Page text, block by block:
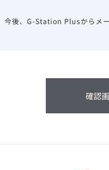
本サイト内の情報は
第２条（会員）
1.会員とは、医療関係者の
今後、G-Station Plusからメー
確認